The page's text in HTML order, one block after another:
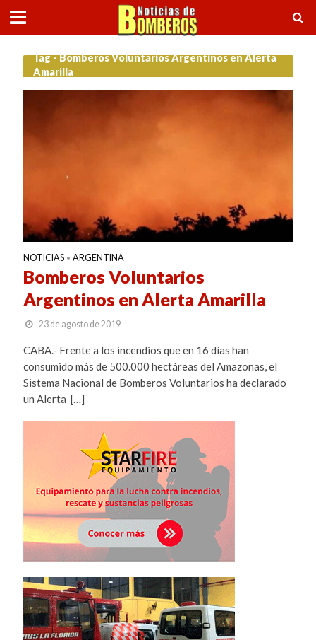
Tag - Bomberos Voluntarios Argentinos en Alerta
Amarilla
NOTICIAS • ARGENTINA
Bomberos Voluntarios
Argentinos en Alerta Amarilla
23 de agosto de 2019
CABA.- Frente a los incendios que en 16 días han
consumido más de 500.000 hectáreas del Amazonas, el
Sistema Nacional de Bomberos Voluntarios ha declarado
un Alerta […]